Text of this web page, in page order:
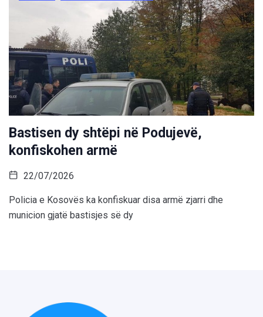
Bastisen dy shtëpi në Podujevë,
konfiskohen armë
22/07/2026
Policia e Kosovës ka konfiskuar disa armë zjarri dhe
municion gjatë bastisjes së dy